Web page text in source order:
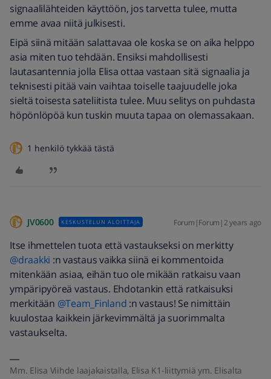
signaalilähteiden käyttöön, jos tarvetta tulee, mutta
emme avaa niitä julkisesti.
Eipä siinä mitään salattavaa ole koska se on aika helppo
asia miten tuo tehdään. Ensiksi mahdollisesti
lautasantennia jolla Elisa ottaa vastaan sitä signaalia ja
teknisesti pitää vain vaihtaa toiselle taajuudelle joka
sieltä toisesta sateliitista tulee. Muu selitys on puhdasta
höpönlöpöä kun tuskin muuta tapaa on olemassakaan.
1 henkilö tykkää tästä
JV0600 KESKUSTELUN ALOITTAJA Forum|Forum|2 years ago
Itse ihmettelen tuota että vastaukseksi on merkitty
@draakki :n vastaus vaikka siinä ei kommentoida
mitenkään asiaa, eihän tuo ole mikään ratkaisu vaan
ympäripyöreä vastaus. Ehdotankin että ratkaisuksi
merkitään @Team_Finland :n vastaus! Se nimittäin
kuulostaa kaikkein järkevimmältä ja suorimmalta
vastaukselta.
Mm. Elisa Viihde laajakaistalla, Elisa K1-liittymiä ym. Elisalta